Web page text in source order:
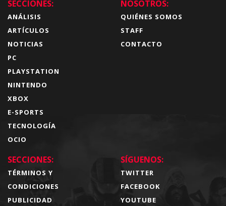
SECCIONES:
ANÁLISIS
ARTÍCULOS
NOTICIAS
PC
PLAYSTATION
NINTENDO
XBOX
E-SPORTS
TECNOLOGÍA
OCIO
NOSOTROS:
QUIÉNES SOMOS
STAFF
CONTACTO
SECCIONES:
TÉRMINOS Y
CONDICIONES
PUBLICIDAD
SÍGUENOS:
TWITTER
FACEBOOK
YOUTUBE